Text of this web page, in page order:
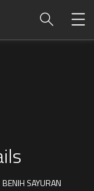
BENIH SAYURAN